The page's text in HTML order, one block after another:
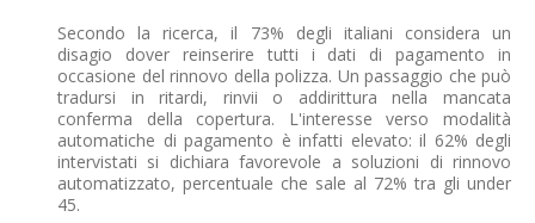
Secondo la ricerca, il 73% degli italiani considera un
disagio dover reinserire tutti i dati di pagamento in
occasione del rinnovo della polizza. Un passaggio che può
tradursi in ritardi, rinvii o addirittura nella mancata
conferma della copertura. L'interesse verso modalità
automatiche di pagamento è infatti elevato: il 62% degli
intervistati si dichiara favorevole a soluzioni di rinnovo
automatizzato, percentuale che sale al 72% tra gli under
45.